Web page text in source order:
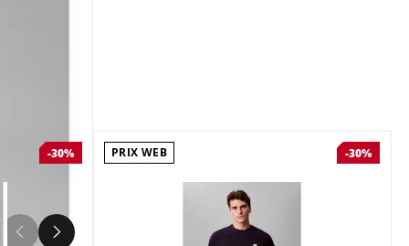
-30% PRIX WEB -30%